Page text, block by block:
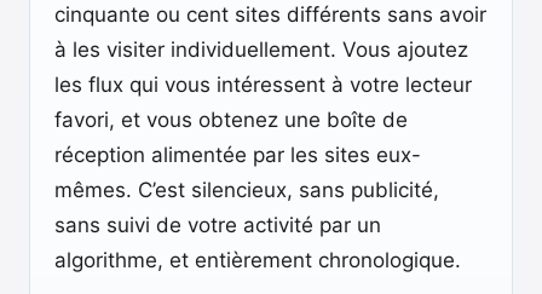
cinquante ou cent sites différents sans avoir
à les visiter individuellement. Vous ajoutez
les flux qui vous intéressent à votre lecteur
favori, et vous obtenez une boîte de
réception alimentée par les sites eux-
mêmes. C’est silencieux, sans publicité,
sans suivi de votre activité par un
algorithme, et entièrement chronologique.